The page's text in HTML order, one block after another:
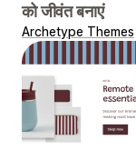
को जीवंत बनाएं
Archetype Themes